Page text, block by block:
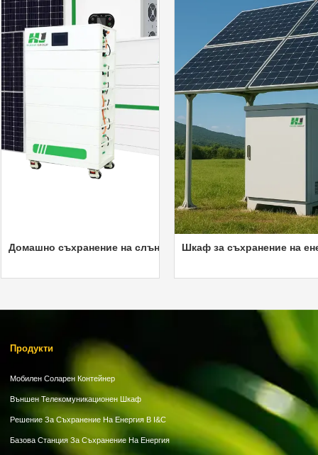
на открито в шкаф
съхранение на слънчева енергия (подреждаемо)
Шкаф за съхранение на
Продукти
Мобилен Соларен Контейнер
Външен Телекомуникационен Шкаф
Решение За Съхранение На Енергия В I&C
Базова Станция За Съхранение На Енергия